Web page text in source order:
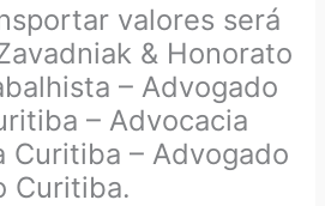
valores será
& Honorato
– Advogado
– Advocacia
Curitiba – Advogado
Curitiba.